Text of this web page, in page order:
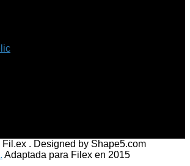
. Designed by Shape5.com
Adaptada para Filex en 2015